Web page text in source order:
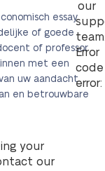
our
Error
code
error:
essay
of goede
of professor
met een
uw aandacht
en betrouwbare
your
our